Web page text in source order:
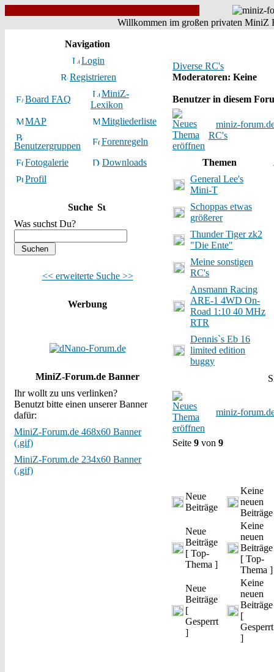
Willkommen im großen privaten MiniZ
Navigation
Login
Registrieren
Board FAQ
MiniZ-
Lexikon
MAP
Mitgliederliste
Benutzergruppen
Forenregeln
Fotogalerie
Downloads
Profil
Suche
Was suchst Du?
<< erweiterte Suche >>
Werbung
MiniZ-Forum.de Banner
Ihr wollt zu uns verlinken?
Benutzt bitte einen unserer Banner
dafür:
MiniZ-Forum.de 468x60 Banner
(.gif)
MiniZ-Forum.de 234x60 Banner
(.gif)
Diverse RC's
Moderatoren: Keine
Benutzer in diesem
miniz-
RC's
Themen
General Lee's
Mini-T
Schoppas etwas
größerer
Thunder Tiger zk2
"Die Ente"
Meine sonstigen
RC's
Ansmann Racing
ARE-1 4WD On-
Road 1:10 40 MHz
RTR
Dennis`s Eb 16
limited edition
buggy
miniz-
Seite 9 von 9
Neue
Beiträge
Keine
neuen
Beiträge
Neue
Beiträge
[ Top-
Thema ]
Keine
neuen
Beiträge
[ Top-
Thema ]
Neue
Beiträge
[
Gesperrt
]
Keine
neuen
Beiträge
[
Gesperrt
]